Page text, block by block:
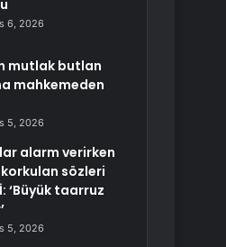
6, 2026
mutlak butlan
mahkemeden
5, 2026
alarm verirken
sözleri
‘Büyük taarruz
5, 2026